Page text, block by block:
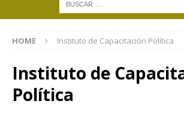
HOME Instituto de Capacitación Política
Instituto de
Política